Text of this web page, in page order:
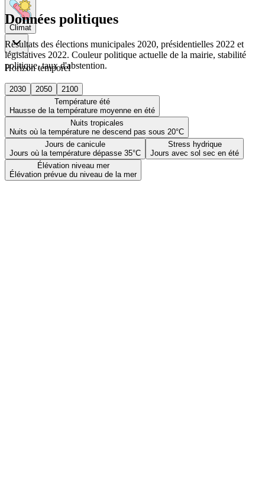
Climat
Horizon temporel
2030 2050
2100
Température été
Hausse de la température moyenne en été
Nuits tropicales
Nuits où la température ne descend pas sous 20°C
Jours de canicule
Jours où la température dépasse 35°C
Stress hydrique
Jours avec sol sec en été
Élévation niveau mer
Élévation prévue du niveau de la mer
Données politiques
Résultats des élections municipales 2020, présidentielles 2022 et
législatives 2022. Couleur politique actuelle de la mairie, stabilité
politique, taux d'abstention.